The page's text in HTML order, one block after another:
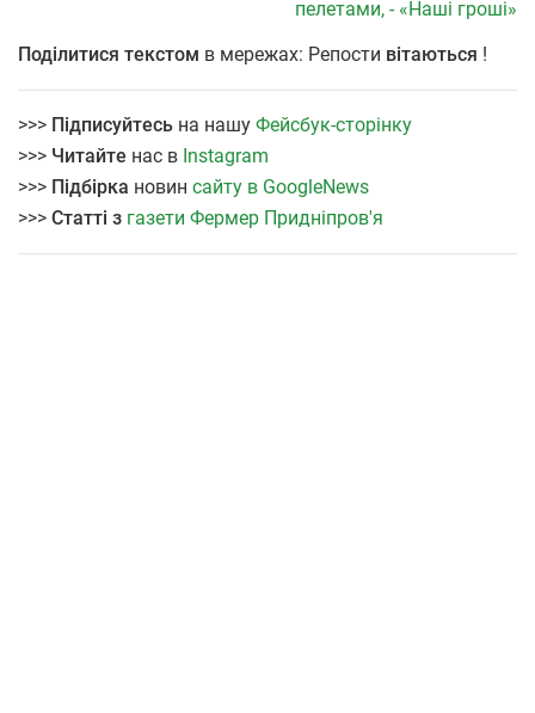
пелетами, - «Наші гроші»
Поділитися текстом в мережах: Репости вітаються !
>>> Підписуйтесь на нашу Фейсбук-сторінку
>>> Читайте нас в Instagram
>>> Підбірка новин сайту в GoogleNews
>>> Статті з газети Фермер Придніпров'я